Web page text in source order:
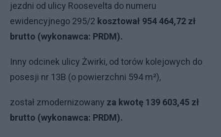
jezdni od ulicy Roosevelta do numeru
ewidencyjnego 295/2 kosztował 954 464,72 zł
brutto (wykonawca: PRDM).
Inny odcinek ulicy Żwirki, od torów kolejowych do
posesji nr 13B (o powierzchni 594 m²),
został zmodernizowany za kwotę 139 603,45 zł
brutto (wykonawca: PRDM).